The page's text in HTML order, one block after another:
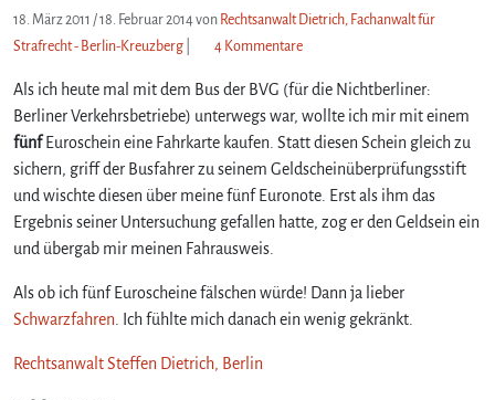
18. März 2011 /18. Februar 2014von Rechtsanwalt Dietrich, Fachanwalt für
Strafrecht - Berlin-Kreuzberg
4 Kommentarez
G
e
l
d
ä
l
h
u
Als ich heute mal mit dem Bus der BVG (für die Nichtberliner:
Berliner Verkehrsbetriebe) unterwegs war, wollte ich mir mit einem
fünfEuroschein eine Fahrkarte kaufen. Statt diesen Schein gleich zu
sichern, griff der Busfahrer zu seinem Geldscheinüberprüfungsstift
und wischte diesen über meine fünf Euronote. Erst als ihm das
Ergebnis seiner Untersuchung gefallen hatte, zog er den Geldsein ein
und übergab mir meinen Fahrausweis.
Als ob ich fünf Euroscheine fälschen würde! Dann ja lieber
Schwarzfahren . Ich fühlte mich danach ein wenig gekränkt.
Rechtsanwalt Steffen Dietrich, Berlin